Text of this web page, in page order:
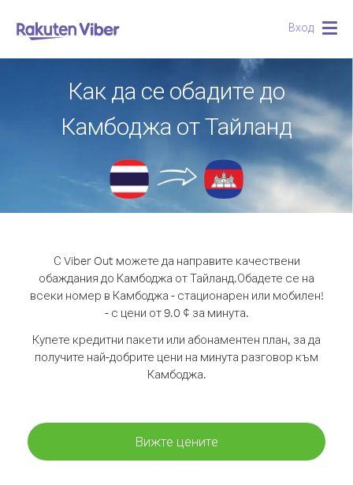
Вход
Как да се обадите до
Камбоджа от Тайланд
С Viber Out можете да направите качествени
обаждания до Камбоджа от Тайланд.Обадете се на
всеки номер в Камбоджа - стационарен или мобилен!
- с цени от 9.0 ¢ за минута.
Купете кредитни пакети или абонаментен план, за да
получите най-добрите цени на минута разговор към
Камбоджа.
Вижте цените